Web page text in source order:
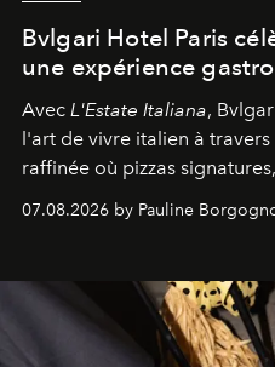
Bvlgari Hotel Paris
une expérience
Avec L'Estate Italiana,
l'art de vivre italien à
raffinée où pizzas
d'exception composent un
07.08.2026 by Pauline